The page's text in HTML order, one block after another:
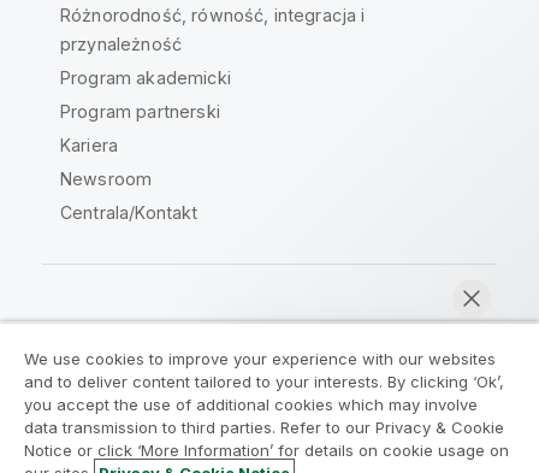
Różnorodność, równość, integracja i
przynależność
Program akademicki
Program partnerski
Kariera
Newsroom
Centrala/Kontakt
Umowy prawne
Warunki produktu
Legal Policies
Legal Policies
Warunki korzystania
Znaki towarowe
We use cookies to improve your experience with our websites
and to deliver content tailored to your interests. By clicking ‘Ok’,
you accept the use of additional cookies which may involve
data transmission to third parties. Refer to our Privacy & Cookie
Notice or click ‘More Information’ for details on cookie usage on